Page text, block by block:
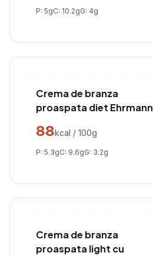
P: 5gC: 10.2gG: 4g
Crema de branza
proaspata diet Ehrmann
88kcal / 100g
P: 5.3gC: 9.6gG: 3.2g
Crema de branza
proaspata light cu